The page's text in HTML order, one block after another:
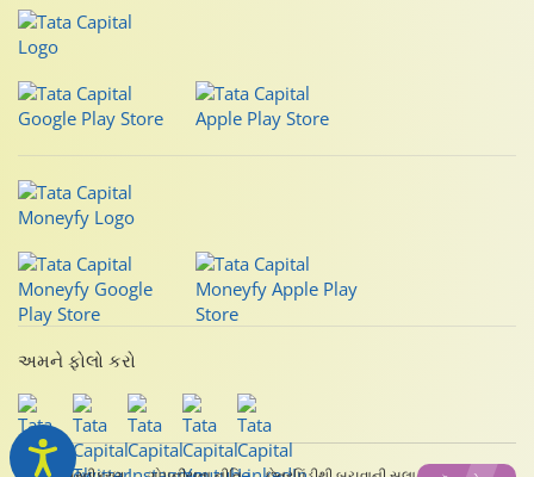
અમને ફોલો કરો